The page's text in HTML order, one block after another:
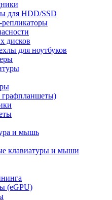
для HDD/SSD
дисков
для ноутбуков
и мышь
клавиатуры и мыши
(eGPU)